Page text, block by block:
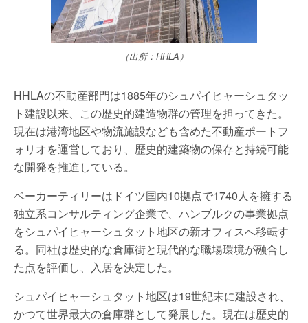
（出所：HHLA）
HHLAの不動産部門は1885年のシュパイヒャーシュタッ
ト建設以来、この歴史的建造物群の管理を担ってきた。
現在は港湾地区や物流施設なども含めた不動産ポートフ
ォリオを運営しており、歴史的建築物の保存と持続可能
な開発を推進している。
ベーカーティリーはドイツ国内10拠点で1740人を擁する
独立系コンサルティング企業で、ハンブルクの事業拠点
をシュパイヒャーシュタット地区の新オフィスへ移転す
る。同社は歴史的な倉庫街と現代的な職場環境が融合し
た点を評価し、入居を決定した。
シュパイヒャーシュタット地区は19世紀末に建設され、
かつて世界最大の倉庫群として発展した。現在は歴史的